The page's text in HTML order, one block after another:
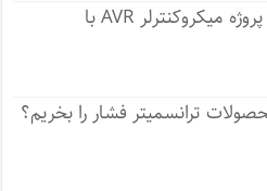
دانلود کتاب 11 پروژه میکروکنترلر AVR با
ترانسمیتر فشار را بخریم؟